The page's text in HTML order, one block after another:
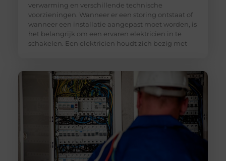
verwarming en verschillende technische
voorzieningen. Wanneer er een storing ontstaat of
wanneer een installatie aangepast moet worden, is
het belangrijk om een ervaren elektricien in te
schakelen. Een elektricien houdt zich bezig met